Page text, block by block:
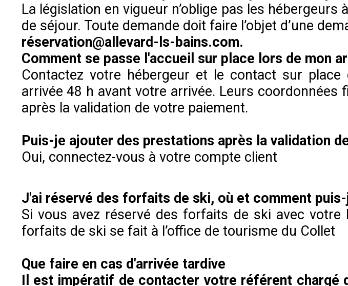
La législation en vigueur n’oblige pas les
de séjour. Toute demande doit faire l’objet d’une
réservation@allevard-ls-bains.com.
Comment se passe l'accueil sur place lors de mon
Contactez votre hébergeur et le contact sur
arrivée 48 h avant votre arrivée. Leurs
après la validation de votre paiement.
Puis-je ajouter des prestations après la validation
Oui, connectez-vous à votre compte client
J'ai réservé des forfaits de ski, où et comment
Si vous avez réservé des forfaits de ski avec
forfaits de ski se fait à l’office de tourisme du Collet
Que faire en cas d'arrivée tardive
Il est impératif de contacter votre référent chargé